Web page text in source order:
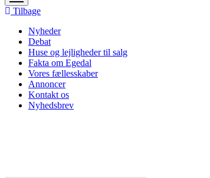
menu
Tilbage
Nyheder
Debat
Huse og lejligheder til salg
Fakta om Egedal
Vores fællesskaber
Annoncer
Kontakt os
Nyhedsbrev